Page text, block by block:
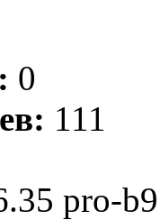
0
111
pro-b9